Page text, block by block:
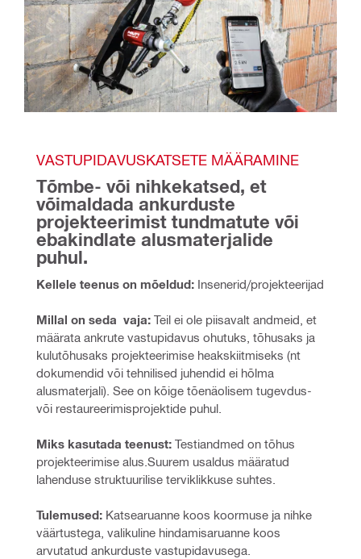
VASTUPIDAVUSKATSETE MÄÄRAMINE
Tõmbe- või nihkekatsed, et
võimaldada ankurduste
projekteerimist tundmatute või
ebakindlate alusmaterjalide
puhul.
Kellele teenus on mõeldud: Insenerid/projekteerijad
Millal on seda  vaja: Teil ei ole piisavalt andmeid, et
määrata ankrute vastupidavus ohutuks, tõhusaks ja
kulutõhusaks projekteerimise heakskiitmiseks (nt
dokumendid või tehnilised juhendid ei hõlma
alusmaterjali). See on kõige tõenäolisem tugevdus-
või restaureerimisprojektide puhul.
Miks kasutada teenust: Testiandmed on tõhus
projekteerimise alus.Suurem usaldus määratud
lahenduse struktuurilise terviklikkuse suhtes.
Tulemused: Katsearuanne koos koormuse ja nihke
väärtustega, valikuline hindamisaruanne koos
arvutatud ankurduste vastupidavusega.